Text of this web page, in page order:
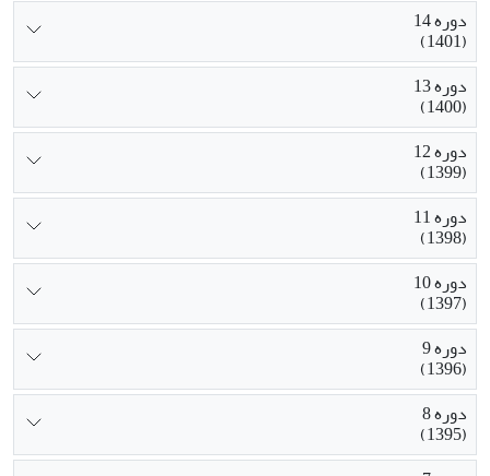
دوره 14
(1401)
دوره 13
(1400)
دوره 12
(1399)
دوره 11
(1398)
دوره 10
(1397)
دوره 9
(1396)
دوره 8
(1395)